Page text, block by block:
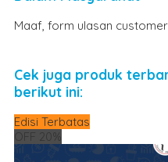
Maaf, form ulasan
Cek juga produk
berikut ini:
Edisi Terbatas
OFF 20%